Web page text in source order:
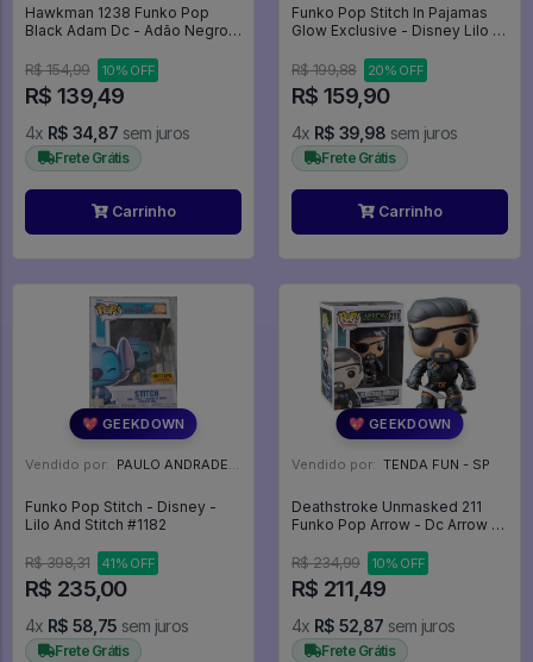
Hawkman 1238 Funko Pop
Black Adam Dc - Adão Negro -
FUNKO POP #1238
R$ 154,99 10% OFF
R$ 139,49
4x R$ 34,87 sem juros
Frete Grátis
Carrinho
Funko Pop Stitch In Pajamas
Glow Exclusive - Disney Lilo &
R$ 199,88
20% OFF
R$ 159,90
4x R$ 39,98 sem juros
Frete Grátis
Carrinho
💖 GEEKDOWN
Vendido por: PAULO ANDRADE - RJ
Funko Pop Stitch - Disney -
Lilo And Stitch #1182
R$ 398,31 41% OFF
R$ 235,00
4x R$ 58,75 sem juros
Frete Grátis
💖 GEEKDOWN
Vendido por: TENDA FUN - SP
Deathstroke Unmasked 211
Funko Pop Arrow - Dc Arrow -
FUNKO POP #350
R$ 234,99 10% OFF
R$ 211,49
4x R$ 52,87 sem juros
Frete Grátis